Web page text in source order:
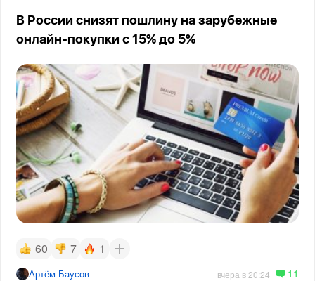
В России снизят пошлину на зарубежные
онлайн-покупки с 15% до 5%
60 7 1
Артём Баусов вчера в 20:24 11